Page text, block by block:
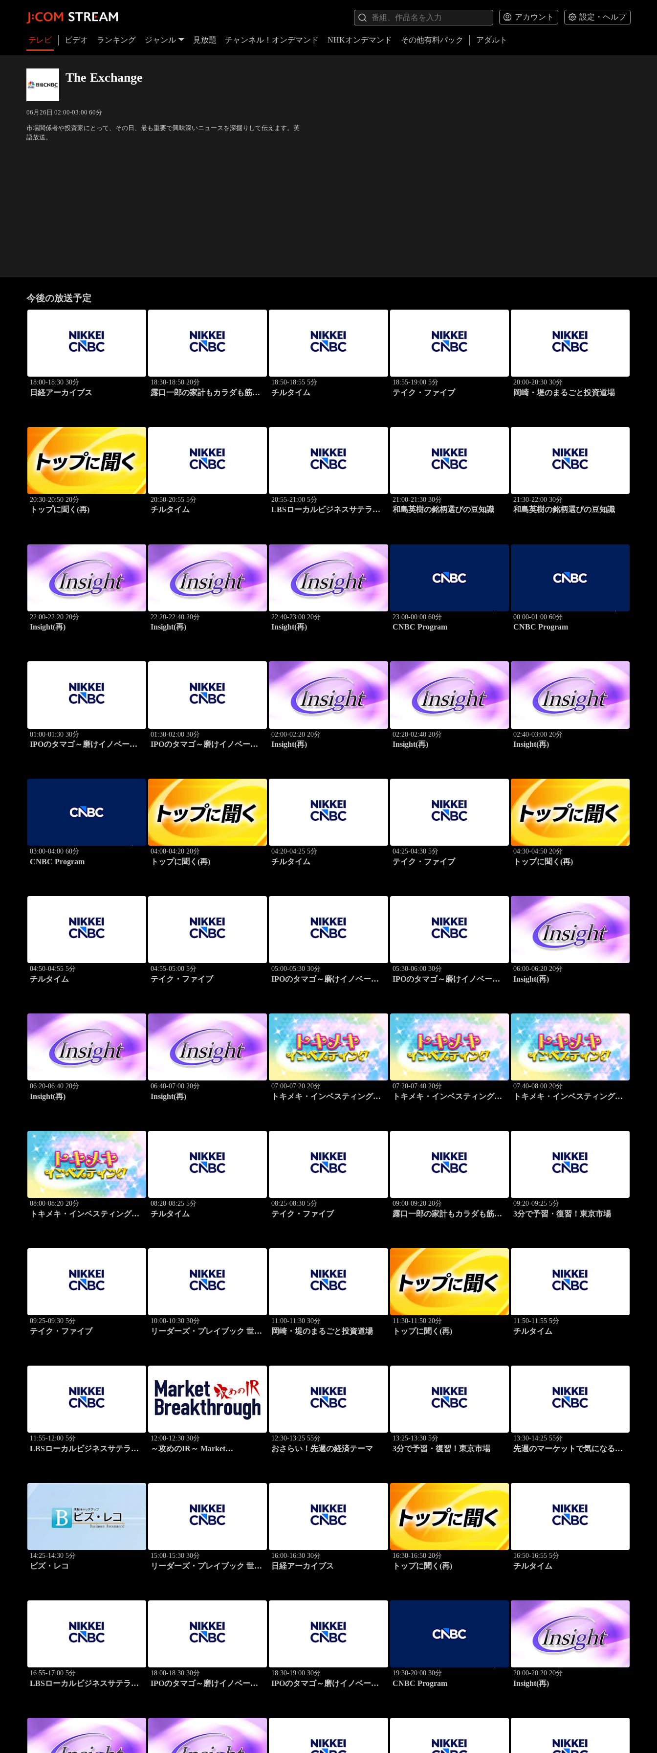
アカウント 設定・ヘルプ
テレビ ビデオ ランキング ジャンル 見放題 チャンネル！オンデマンド NHKオンデマンド その他有料パック アダルト
The Exchange
06月26日 02:00-03:00 60分
市場関係者や投資家にとって、その日、最も重要で興味深いニュースを深掘りして伝えます。英
語放送。
今後の放送予定
18:00-18:30 30分
日経アーカイブス
18:30-18:50 20分
露口一郎の家計もカラダも筋肉
18:50-18:55 5分
チルタイム
18:55-19:00 5分
テイク・ファイブ
20:00-20:30 30分
岡崎・堤のまるごと投資道場
20:30-20:50 20分
トップに聞く(再)
20:50-20:55 5分
チルタイム
20:55-21:00 5分
LBSローカルビジネスサテライ
21:00-21:30 30分
和島英樹の銘柄選びの豆知識
21:30-22:00 30分
和島英樹の銘柄選びの豆知識
22:00-22:20 20分
Insight(再)
22:20-22:40 20分
Insight(再)
22:40-23:00 20分
Insight(再)
23:00-00:00 60分
CNBC Program
00:00-01:00 60分
CNBC Program
01:00-01:30 30分
IPOのタマゴ～磨けイノベーシ
01:30-02:00 30分
IPOのタマゴ～磨けイノベーシ
02:00-02:20 20分
Insight(再)
02:20-02:40 20分
Insight(再)
02:40-03:00 20分
Insight(再)
03:00-04:00 60分
CNBC Program
04:00-04:20 20分
トップに聞く(再)
04:20-04:25 5分
チルタイム
04:25-04:30 5分
テイク・ファイブ
04:30-04:50 20分
トップに聞く(再)
04:50-04:55 5分
チルタイム
04:55-05:00 5分
テイク・ファイブ
05:00-05:30 30分
IPOのタマゴ～磨けイノベーシ
05:30-06:00 30分
IPOのタマゴ～磨けイノベーシ
06:00-06:20 20分
Insight(再)
06:20-06:40 20分
Insight(再)
06:40-07:00 20分
Insight(再)
07:00-07:20 20分
トキメキ・インベスティング・
07:20-07:40 20分
トキメキ・インベスティング・
07:40-08:00 20分
トキメキ・インベスティング・
08:00-08:20 20分
トキメキ・インベスティング・
08:20-08:25 5分
チルタイム
08:25-08:30 5分
テイク・ファイブ
09:00-09:20 20分
露口一郎の家計もカラダも筋肉
09:20-09:25 5分
3分で予習・復習！東京市場
09:25-09:30 5分
テイク・ファイブ
10:00-10:30 30分
リーダーズ・プレイブック 世界
11:00-11:30 30分
岡崎・堤のまるごと投資道場
11:30-11:50 20分
トップに聞く(再)
11:50-11:55 5分
チルタイム
11:55-12:00 5分
LBSローカルビジネスサテライ
12:00-12:30 30分
～攻めのIR～ Market
12:30-13:25 55分
おさらい！先週の経済テーマ
13:25-13:30 5分
3分で予習・復習！東京市場
13:30-14:25 55分
先週のマーケットで気になるポ
14:25-14:30 5分
ビズ・レコ
15:00-15:30 30分
リーダーズ・プレイブック 世界
16:00-16:30 30分
日経アーカイブス
16:30-16:50 20分
トップに聞く(再)
16:50-16:55 5分
チルタイム
16:55-17:00 5分
LBSローカルビジネスサテライ
18:00-18:30 30分
IPOのタマゴ～磨けイノベーシ
18:30-19:00 30分
IPOのタマゴ～磨けイノベーシ
19:30-20:00 30分
CNBC Program
20:00-20:20 20分
Insight(再)